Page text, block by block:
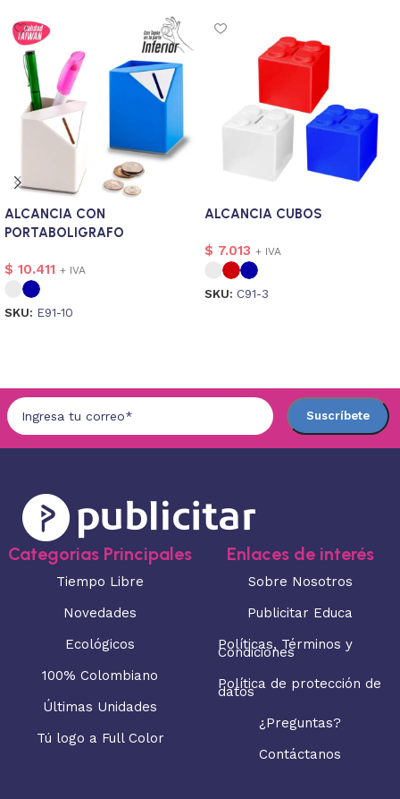
ALCANCIA CON
PORTABOLIGRAFO
$ 10.411 + IVA
SKU: E91-10
ALCANCIA CUBOS
$ 7.013 + IVA
SKU: C91-3
Categorias Principales
Tiempo Libre
Novedades
Ecológicos
100% Colombiano
Últimas Unidades
Tú logo a Full Color
Enlaces de interés
Sobre Nosotros
Publicitar Educa
Políticas, Términos y
Condiciones
Política de protección de
datos
¿Preguntas?
Contáctanos